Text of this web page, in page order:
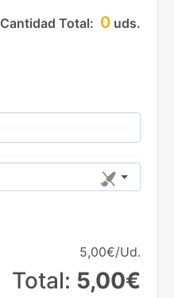
Cantidad Total: 0 uds.
5,00€/Ud.
Total: 5,00€